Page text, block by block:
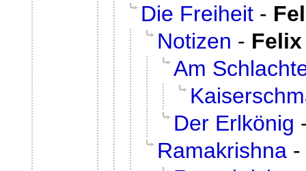
Die Freiheit -
Notizen - Felix
Am
Der Erlkönig
Ramakrishna -